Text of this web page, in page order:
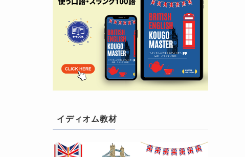
イディオム教材